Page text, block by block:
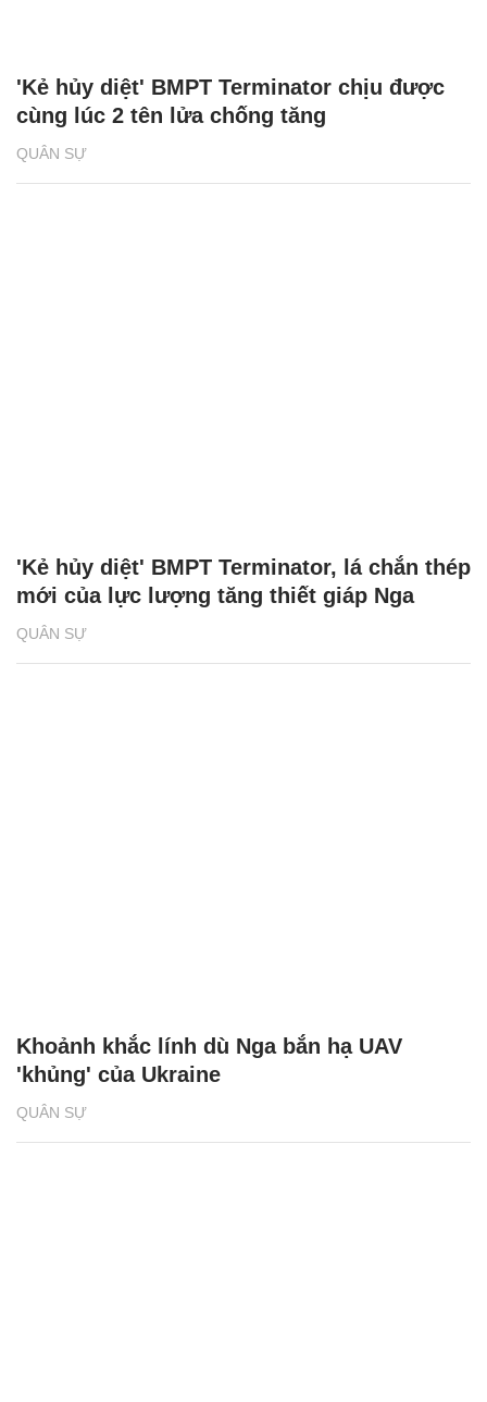
QUÂN SỰ
'Kẻ hủy diệt' BMPT Terminator chịu được
cùng lúc 2 tên lửa chống tăng
QUÂN SỰ
'Kẻ hủy diệt' BMPT Terminator, lá chắn thép
mới của lực lượng tăng thiết giáp Nga
QUÂN SỰ
Khoảnh khắc lính dù Nga bắn hạ UAV
'khủng' của Ukraine